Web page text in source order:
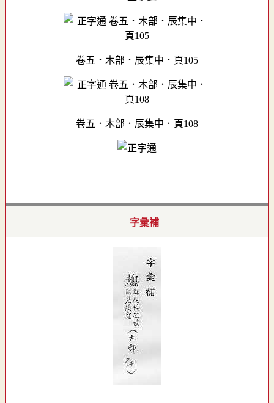
卷五．木部．辰集中．頁105
卷五．木部．辰集中．頁108
字彙補